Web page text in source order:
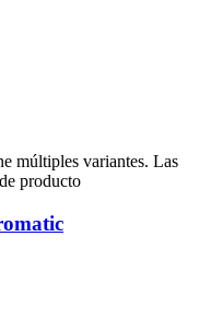
múltiples variantes. Las
producto